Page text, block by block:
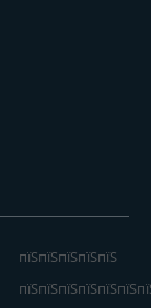
пїЅпїЅпїЅпїЅпїЅ